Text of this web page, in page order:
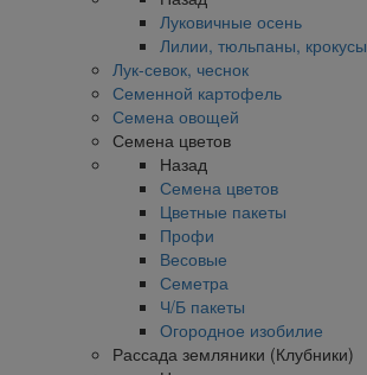
Луковичные осень
Лилии, тюльпаны, крокусы
Лук-севок, чеснок
Семенной картофель
Семена овощей
Семена цветов
Назад
Семена цветов
Цветные пакеты
Профи
Весовые
Семетра
Ч/Б пакеты
Огородное изобилие
Рассада земляники (Клубники)